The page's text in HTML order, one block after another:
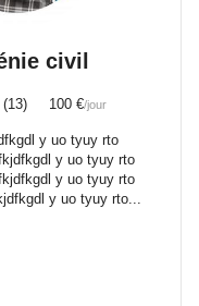
civil
(13) 100 €/jour
y uo tyuy rto
y uo tyuy rto
y uo tyuy rto
y uo tyuy rto...